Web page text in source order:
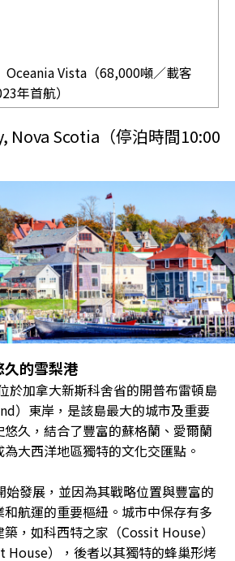
Oceania Vista（68,000噸／載客
年首航）
Nova Scotia（停泊時間10:00
的雪梨港
於加拿大新斯科舍省的開普布雷頓島
）東岸，是該島最大的城市及重要
久，結合了豐富的蘇格蘭、愛爾蘭
大西洋地區獨特的文化交匯點。
始發展，並因為其戰略位置與豐富的
航運的重要樞紐。城市中保存有多
，如科西特之家（Cossit House）
House），後者以其獨特的蜂巢形烤